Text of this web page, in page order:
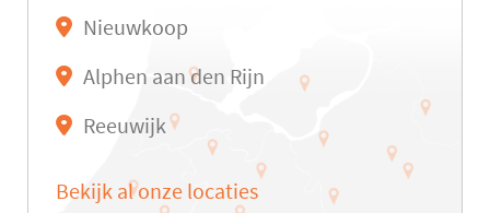
Nieuwkoop
Alphen aan den Rijn
Reeuwijk
Bekijk al onze locaties